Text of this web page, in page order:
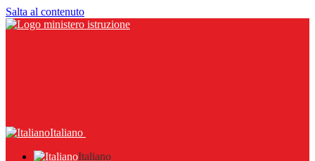
Salta al contenuto
Italiano
Italiano